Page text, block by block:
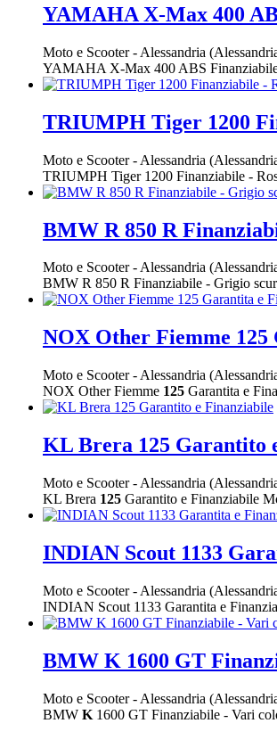
YAMAHA X-Max 400
Moto e Scooter- Alessandria
YAMAHA X-Max 400 ABS
TRIUMPH Tiger 1200
Moto e Scooter- Alessandria
TRIUMPH Tiger 1200 Finanziabile -
BMW R 850 R
Moto e Scooter-Alessandria
BMW R 850 R Finanziabile - Grigio
NOX Other Fiemme
Moto e Scooter- Alessandria
NOX Other Fiemme 125 Garantita e
KL Brera 125 Garantito
Moto e Scooter- Alessandria
KL Brera 125 Garantito e Finanziabile
INDIAN Scout 1133
Moto e Scooter- Alessandria
INDIAN Scout 1133 Garantita e
BMW K 1600 GT
Moto e Scooter- Alessandria
BMW K 1600 GT Finanziabile - Vari